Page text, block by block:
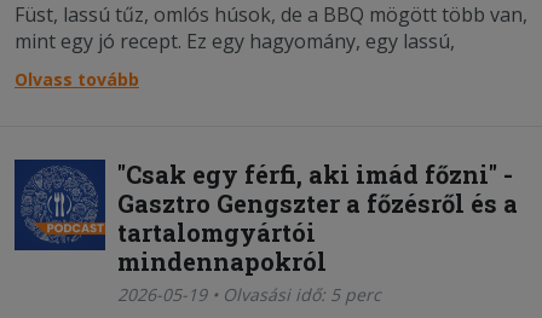
Füst, lassú tűz, omlós húsok, de a BBQ mögött több van,
mint egy jó recept. Ez egy hagyomány, egy lassú,
türelmes folyamat, és egy olyan gasztronómiai élmény,
ami mögött évszázados történet áll.
Olvass tovább
"Csak egy férfi, aki imád főzni" -
Gasztro Gengszter a főzésről és a
tartalomgyártói
mindennapokról
2026-05-19 • Olvasási idő: 5 perc